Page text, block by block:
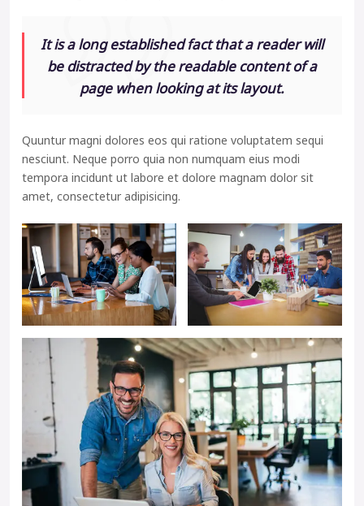
It is a long established fact that a reader will
be distracted by the readable content of a
page when looking at its layout.
Quuntur magni dolores eos qui ratione voluptatem sequi
nesciunt. Neque porro quia non numquam eius modi
tempora incidunt ut labore et dolore magnam dolor sit
amet, consectetur adipisicing.